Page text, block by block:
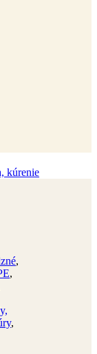
kúrenie
,
,
,